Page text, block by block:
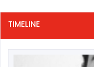
TIMELINE